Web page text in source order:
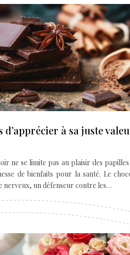
d’apprécier à sa juste
ne se limite pas au plaisir des papilles
de bienfaits pour la santé. Le
nerveux, un défenseur contre les…